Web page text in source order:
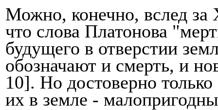
Можно, конечно, вслед
что слова Платонова
будущего в отверстии
обознача­ют и смерть, и
10]. Но достоверно
их в земле -